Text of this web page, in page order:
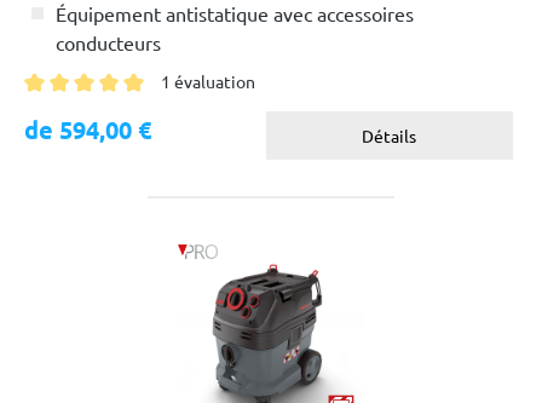
Équipement antistatique avec accessoires
conducteurs
1 évaluation
de 594,00 € Détails